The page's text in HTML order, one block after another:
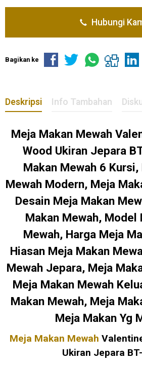
Hubungi
Bagikan ke
Deskripsi Info Tambahan
Meja Makan Mewah
Wood Ukiran Jepara
Makan Mewah 6
Mewah Modern, Meja
Desain Meja Makan
Makan Mewah, Model
Mewah, Harga Meja
Hiasan Meja Makan
Mewah Jepara, Meja
Meja Makan Mewah
Makan Mewah, Meja
Meja Makan Yg
Meja Makan Mewah
Ukiran Jepara